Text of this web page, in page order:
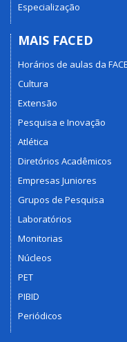
Especialização
MAIS FACED
Horários de aulas da
Cultura
Extensão
Pesquisa e Inovação
Atlética
Diretórios Acadêmicos
Empresas Juniores
Grupos de Pesquisa
Laboratórios
Monitorias
Núcleos
PET
PIBID
Periódicos